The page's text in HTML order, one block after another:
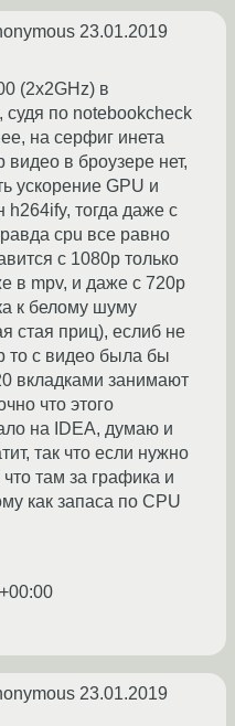
23.01.2019
(2x2GHz) в
судя по notebookcheck
на серфиг инета
видео в броузере нет,
ускорение GPU и
h264ify, тогда даже с
cpu все равно
с 1080p только
в mpv, и даже с 720p
к белому шуму
стая приц), еслиб не
то с видео была бы
вкладками занимают
что этого
на IDEA, думаю и
так что если нужно
там за графика и
как запаса по CPU
23.01.2019